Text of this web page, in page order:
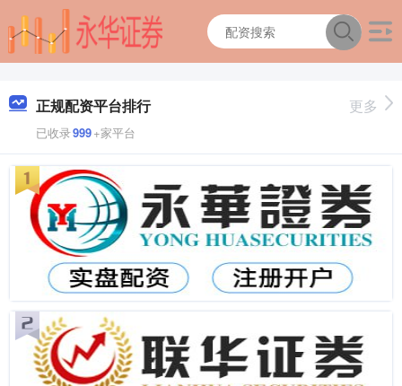
正规配资平台排行
已收录999+家平台
更多